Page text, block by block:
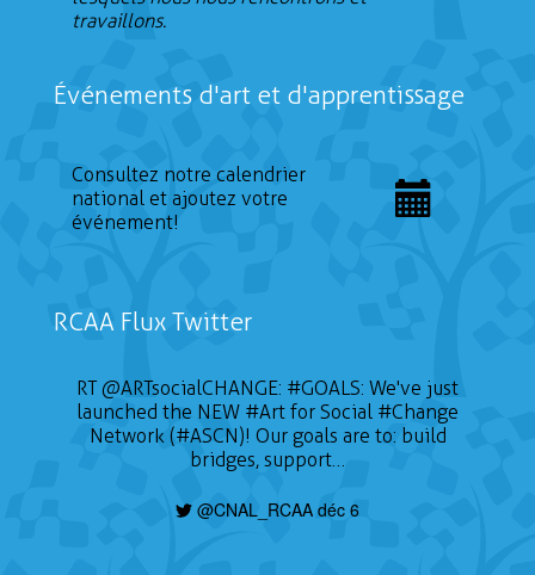
travaillons.
Événements d'art et d'apprentissage
Consultez notre calendrier
national et ajoutez votre
événement!
RCAA Flux Twitter
RT@ARTsocialCHANGE: #GOALS: We've just
launched the NEW #Art for Social #Change
Network (#ASCN)! Our goals are to: build
bridges, support…
@CNAL_RCAA déc 6